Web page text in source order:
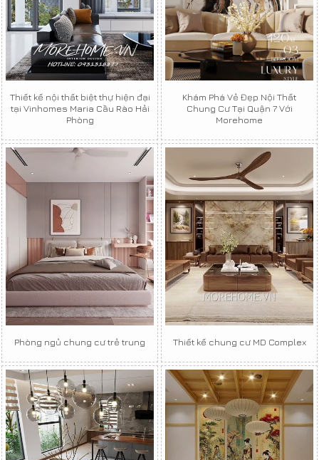
Thiết kế nội thất biệt thự hiện đại
tại Vinhomes Maria Cầu Rào Hải
Phòng
Khám Phá Vẻ Đẹp Nội Thất
Chung Cư Tại Quận 7 Với
Morehome
Phòng ngủ chung cư trẻ trung Thiết kế chung cư MD Complex